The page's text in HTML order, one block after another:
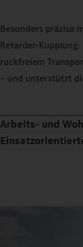
Besonders präzise
Retarder-
ruckfreiem
– und unterstützt
Arbeits- und